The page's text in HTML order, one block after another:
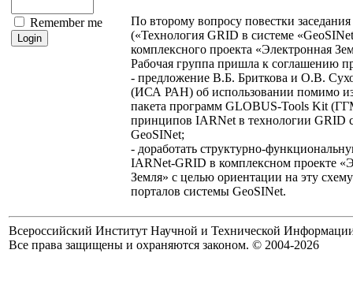
Remember me
По второму вопросу повестки заседания
(«Технология GRID в системе
комплексного проекта «Электронная
Рабочая группа пришла к соглашению
- предложение В.Б. Бриткова и О.В.
(ИСА РАН) об использовании помимо
пакета программ GLOBUS-Tools Kit
принципов IARNet в технологии GRID
GeoSINet;
- доработать структурно-
IARNet-GRID в комплексном проекте
Земля» с целью ориентации на эту
порталов системы GeoSINet.
Всероссийский Институт Научной и Технической
Все права защищены и охраняются законом. © 2004-2026